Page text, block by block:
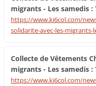
migrants - Les samedis
https://www.ki6col.com/
solidarite-avec-les-
Collecte de Vêtements
migrants - Les samedis
https://www.ki6col.com/